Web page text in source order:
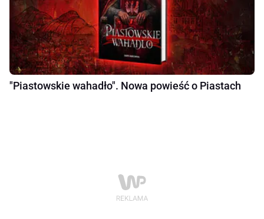
"Piastowskie wahadło". Nowa powieść o Piastach